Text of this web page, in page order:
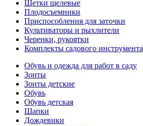
Щетки щелевые
Плодосъемники
Приспособления для заточки
Культиваторы и рыхлители
Черенки, рукоятки
Комплекты садового инструмента
Обувь и одежда для работ в саду
Зонты
Зонты детские
Обувь
Обувь детская
Шапки
Дождевики